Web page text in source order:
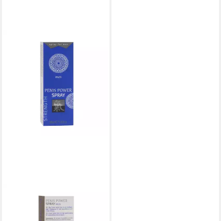
Intimpflege Shiatsu - Penis
Power Spray, 1-tlg.